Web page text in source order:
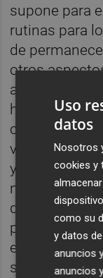
supone para
rutinas para
de
otros
alarma
han acordado
contemplará
valorar y
y
necesiten,
diferentes
proporcionar
estimulación
sanitario de
Uso
datos
Nosotros
cookies y
como su
y datos
anuncios
anuncios